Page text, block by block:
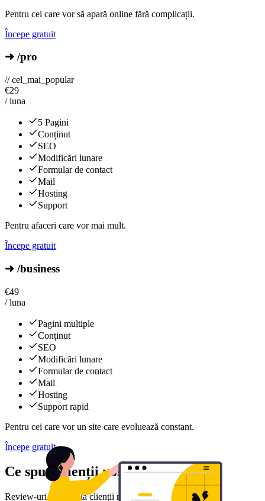
Pentru cei care vor să apară online fără complicații.
Începe gratuit
➜ /pro
// cel_mai_popular
€29
/ luna
5 Pagini
Conținut
SEO
Modificări lunare
Formular de contact
Mail
Hosting
Support
Pentru afaceri care vor mai mult.
Începe gratuit
➜ /business
€49
/ luna
Pagini multiple
Conținut
SEO
Modificări lunare
Formular de contact
Mail
Hosting
Support rapid
Pentru cei care vor un site care evoluează constant.
Începe gratuit
Ce spun clienții noștri
Review-uri reale de la clienții noștri mulțumiți